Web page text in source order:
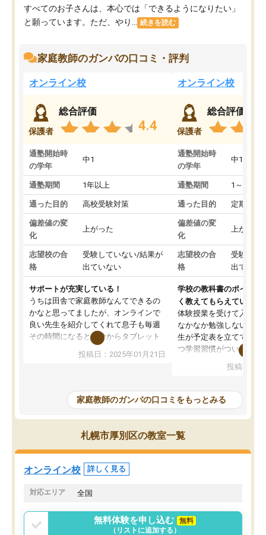
すべてのお子さんは、本心では「できるようになりたい」
と願っています。ただ、やり...
続きを読む
家庭教師のガンバの口コミ・評判
オンライン校
保護者
総合評価
4.4
通塾開始時
の学年
中1
通塾期間 1年以上
通った目的 高校受験対策
偏差値の変
化
上がった
志望校の合
格
受験していない/結果が
出ていない
サポートが充実している！
うちは田舎で家庭教師なんてできるの
かなと思ってましたが、オンラインで
良い先生を紹介してくれて息子も毎週
その時間になると自分からタブレット
を開いてzoomを繋げるようになりまし
た！5科目なんでもOKなのもとても気
めて1年ほどだった今では平均点以上の
科目が増えてきました！あと1年受験ま
であるので無料の週末教室を使用しな
がら頑張って欲しいと思います！
投稿日：2025年01月21日
オンライン校
保護者
総合評価
通塾開始時
の学年
中1
通塾期間 1～3ヵ月
通った目的 定期テス
偏差値の変
化
上がった
志望校の合
格
受験して
出ていな
学校の教科書のポイント
く教えてもらえている
体験授業を受けて入塾し
なかなか勉強しない息子
生が予定表を立ててくれ
つ学習習慣がついてきま
指導が無い日も予定表
問できるのでとても助か
投稿日：
家庭教師のガンバの口コミをもっとみる
札幌市厚別区の教室一覧
オンライン校 詳しく見る
対応エリア 全国
無料体験を申し込む
無料
（リストに追加する）